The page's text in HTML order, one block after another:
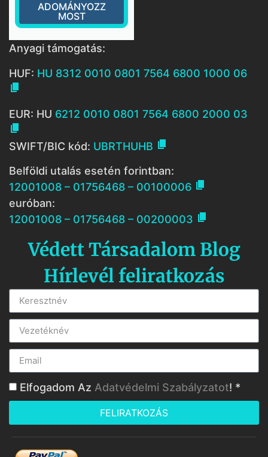
ADOMÁNYOZZ
MOST
Anyagi támogatás:
HUF: HU 8312 0010 0801 7564 6800 1000 06

EUR: HU 6212 0010 0801 7564 6800 2000 03

SWIFT/BIC kód: UBRTHUHB 
Belföldi utalás esetén forintban:
12001008 – 01756468 – 00100006 
euróban:
12001008 – 01756468 – 00200003 
Védett Társadalom Blog
Hírlevél feliratkozás
Elfogadom Az Adatvédelmi Szabályzatot! *
FELIRATKOZÁS